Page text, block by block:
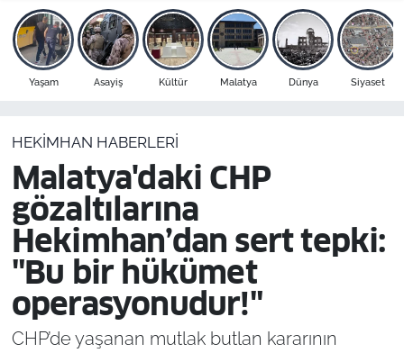
Yaşam Asayiş Kültür Malatya Dünya Siyaset
HEKIMHAN HABERLERI
Malatya'daki CHP
gözaltılarına
Hekimhan’dan sert tepki:
"Bu bir hükümet
operasyonudur!"
CHP’de yaşanan mutlak butlan kararının
Dünya
Bölge
Resmi İlanlar
Malatya Trafik Yoğunluk Haritası
Süper Lig Puan Durumu ve Fikstür
Son Dakika Haberleri
Haber Arşivi